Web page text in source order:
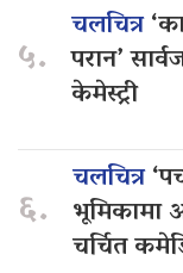
५.
चलचित्र
परान’
केमेस्ट्री
६.
चलचित्र
भूमिकामा
चर्चित